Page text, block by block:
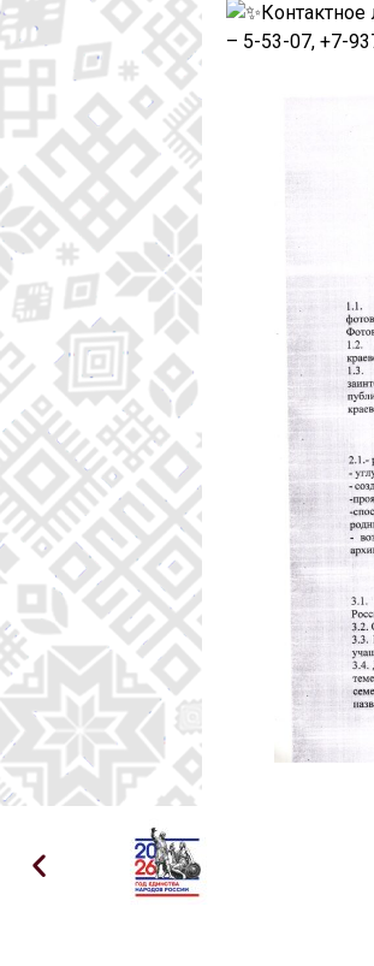
– 5-53-07, +7-